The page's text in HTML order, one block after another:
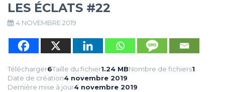
LES ÉCLATS #22
4 NOVEMBRE 2019
Télécharger6Taille du fichier1.24 MBNombre de fichiers1
Date de création4 novembre 2019
Dernière mise à jour4 novembre 2019